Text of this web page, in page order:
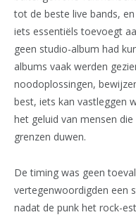
tot de beste live bands,
iets essentiëls toevoegt
geen studio-album had
albums vaak werden
noodoplossingen,
best, iets kan vastleggen
het geluid van mensen
grenzen duwen.
De timing was geen
vertegenwoordigden een
nadat de punk het rock-